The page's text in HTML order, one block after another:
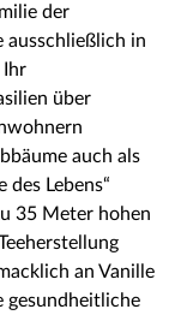
der
ausschließlich in
Ihr
über
auch als
des Lebens“
35 Meter hohen
an Vanille
gesundheitliche